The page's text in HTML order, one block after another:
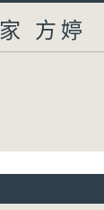
方婷